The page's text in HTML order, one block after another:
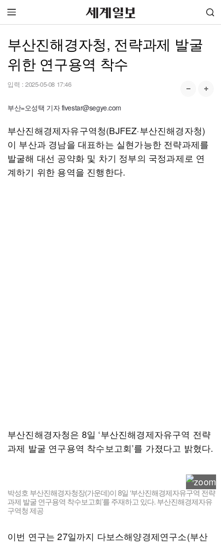
부산진해경자청, 전략과제 발굴
위한 연구용역 착수
입력 : 2025-05-08 17:46
부산=오성택 기자 fivestar@segye.com
부산진해경제자유구역청(BJFEZ·부산진해경자청)
이 부산과 경남을 대표하는 실현가능한 전략과제를
발굴해 대선 공약화 및 차기 정부의 국정과제로 연
계하기 위한 용역을 진행한다.
부산진해경자청은 8일 ‘부산진해경제자유구역 전략
과제 발굴 연구용역 착수보고회’를 가졌다고 밝혔다.
박성호 부산진해경자청장(가운데)이 8일 ‘부산진해경제자유구역 전략
과제 발굴 연구용역 착수보고회’를 주재하고 있다. 부산진해경제자유
구역청 제공
이번 연구는 27일까지 다보스해양경제연구소(부산